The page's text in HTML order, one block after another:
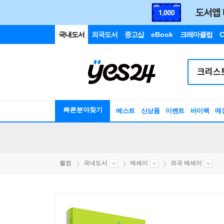
국내도서 외국도서 중고샵 eBook 크레마클럽
빠른분야찾기 베스트 신상품 이벤트 바이백 매
웰컴 국내도서 에세이 외국 에세이